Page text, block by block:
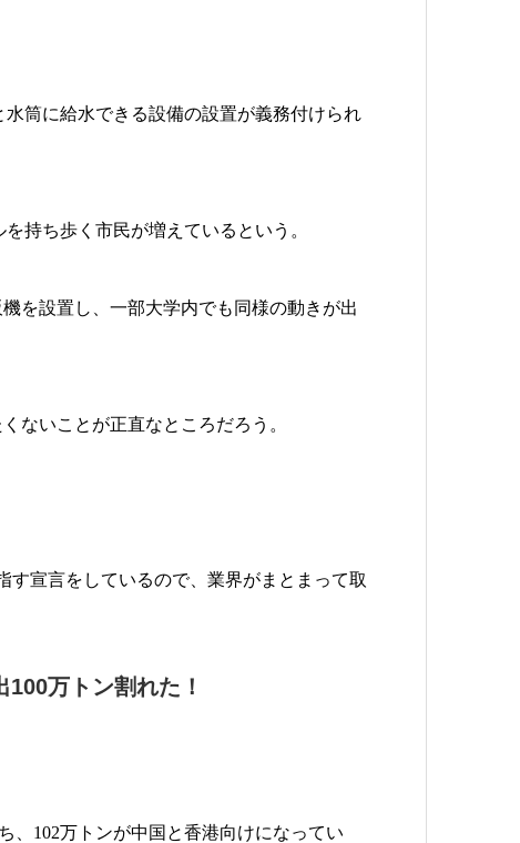
筒に給水できる設備の設置が義務付けられ
持ち歩く市民が増えているという。
を設置し、一部大学内でも同様の動きが出
ないことが正直なところだろう。
す宣言をしているので、業界がまとまって取
万トン割れた！
、102万トンが中国と香港向けになってい